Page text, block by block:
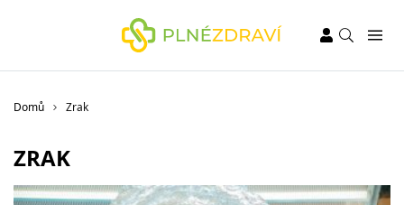
Domů Zrak
ZRAK